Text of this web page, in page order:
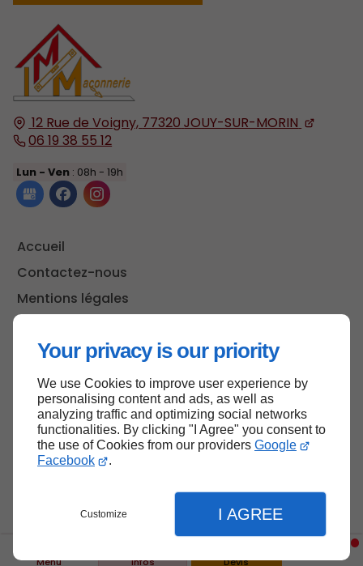
Your privacy is our priority
We use Cookies to improve user experience by
personalising content and ads, as well as
analyzing traffic and optimizing social networks
functionalities. By clicking "I Agree" you consent to
the use of Cookies from our providers Google
Facebook
.
Customize I AGREE
Menu Infos Devis
12 Rue de Voigny, 77320 JOUY-SUR-MORIN
06 19 38 55 12
Lun - Ven : 08h - 19h
Accueil
Contactez-nous
Mentions légales
Haut de page